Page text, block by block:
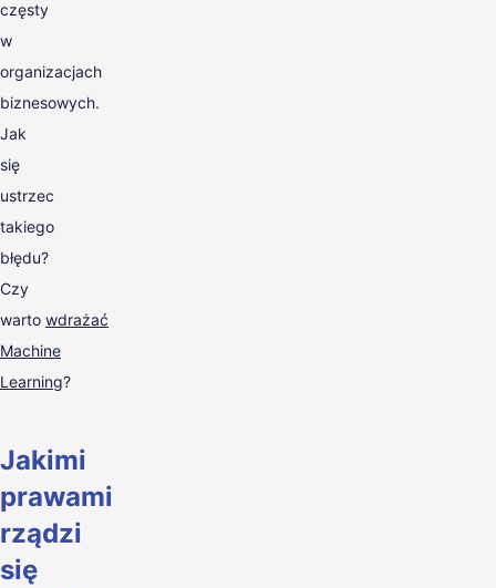
częsty
w
organizacjach
biznesowych.
Jak
się
ustrzec
takiego
błędu?
Czy
warto wdrażać
Machine
Learning?
Jakimi
prawami
rządzi
się